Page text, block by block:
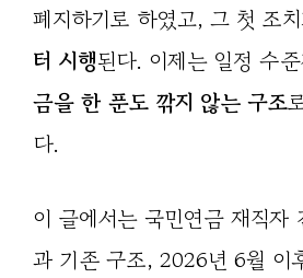
폐지하기로 하였고, 그 첫 조
터 시행된다. 이제는 일정 수
금을 한 푼도 깎지 않는 구조
다.
이 글에서는 국민연금 재직자
과 기존 구조, 2026년 6월 이